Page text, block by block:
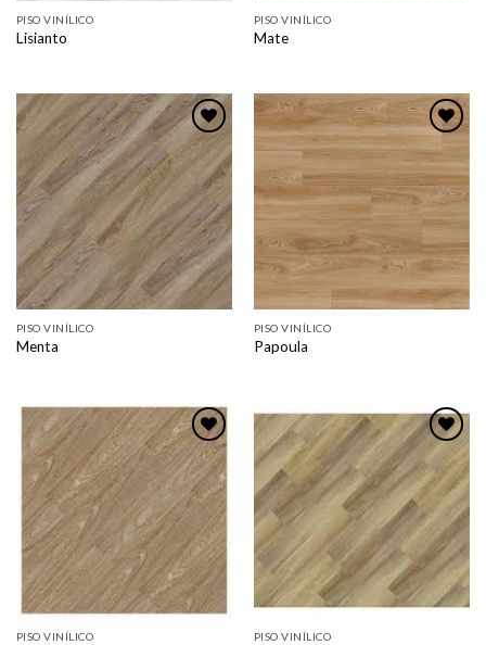
PISO VINÍLICO
Lisianto
PISO VINÍLICO
Mate
Adicionar
como
favorito
PISO VINÍLICO
Menta
Adicionar
como
favorito
PISO VINÍLICO
Papoula
Adicionar
como
favorito
PISO VINÍLICO
Adicionar
como
favorito
PISO VINÍLICO